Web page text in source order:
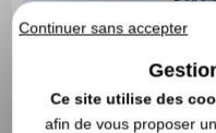
Continuer sans accepter
Ce site utilise des
afin de vous proposer